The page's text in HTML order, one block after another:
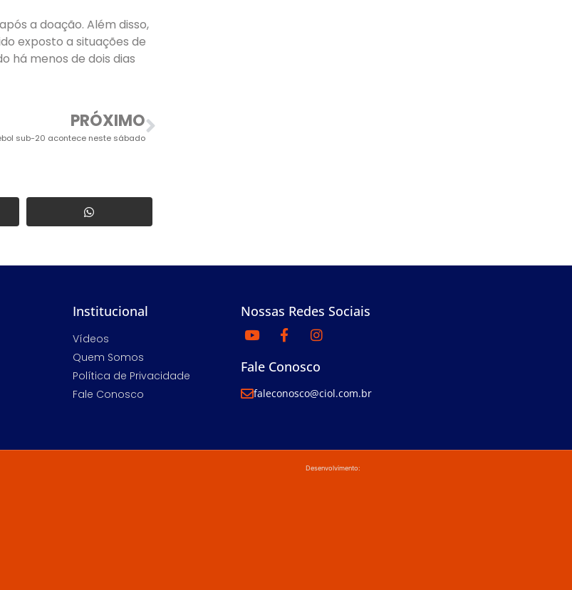
a doação. Além disso,
exposto a situações de
há menos de dois dias
PRÓXIMO
sub-20 acontece neste sábado
Institucional
Vídeos
Quem Somos
Política de Privacidade
Fale Conosco
Nossas Redes Sociais
Fale Conosco
faleconosco@ciol.com.br
Desenvolvimento: